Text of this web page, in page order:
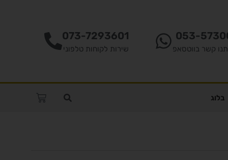
053-
קשר בווטסאפ
073-7293601
שירות לקוחות טלפוני
בלוג